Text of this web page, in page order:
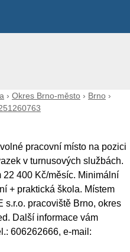
› Okres Brno-město › Brno ›
pracovní místo na pozici
v turnusových službách.
22 400 Kč/měsíc. Minimální
+ praktická škola. Místem
s.r.o. pracoviště Brno, okres
Další informace vám
606262666, e-mail: